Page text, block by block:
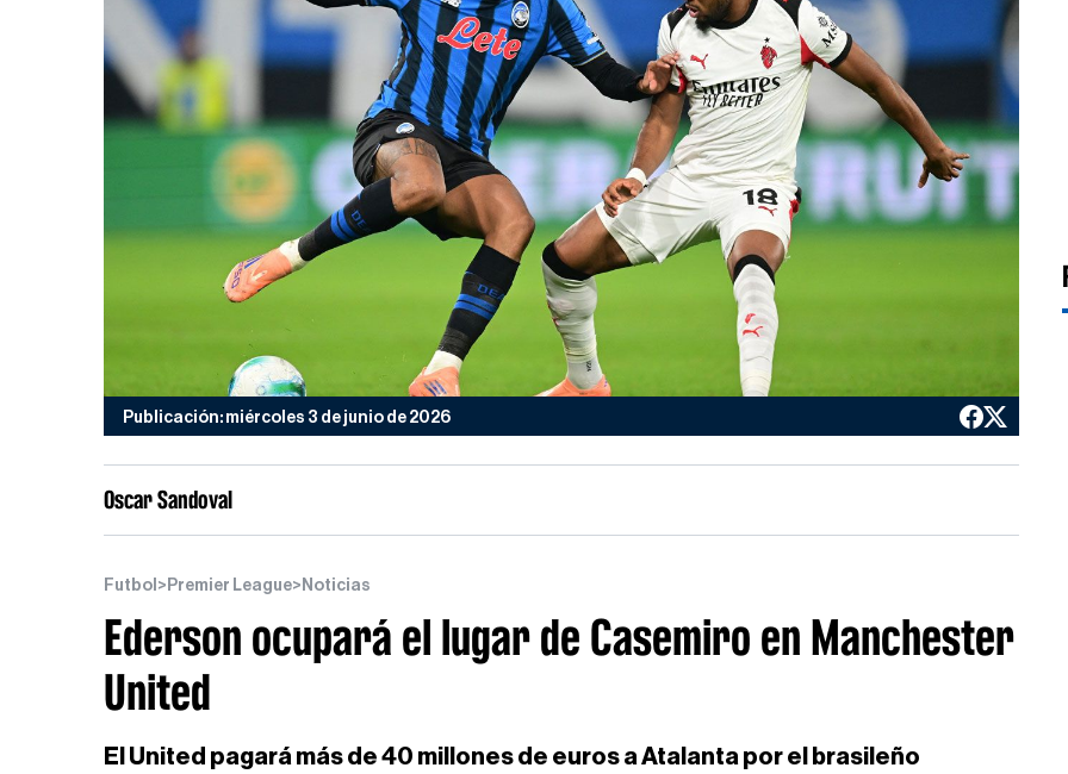
Publicación: miércoles 3 de junio de 2026
Oscar Sandoval
Futbol > Premier League> Noticias
Ederson ocupará el lugar de Casemiro en Manchester
United
El United pagará más de 40 millones de euros a Atalanta por el brasileño